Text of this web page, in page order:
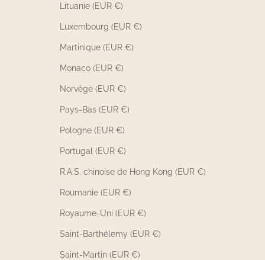
Lituanie (EUR €)
Luxembourg (EUR €)
Martinique (EUR €)
Monaco (EUR €)
Norvège (EUR €)
Pays-Bas (EUR €)
Pologne (EUR €)
Portugal (EUR €)
R.A.S. chinoise de Hong Kong (EUR €)
Roumanie (EUR €)
Royaume-Uni (EUR €)
Saint-Barthélemy (EUR €)
Saint-Martin (EUR €)